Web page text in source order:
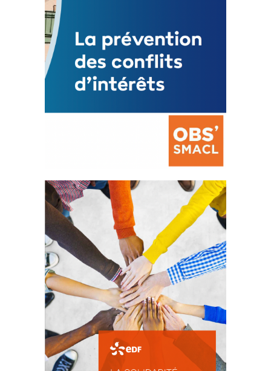
La prévention des conflits
d’intérêts
18 septembre 2023
FEUILLETER